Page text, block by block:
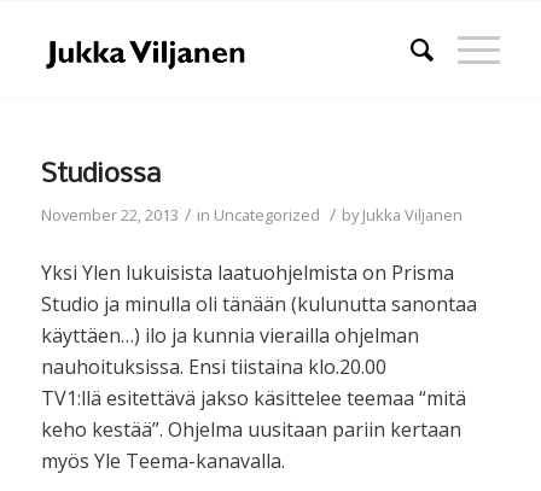
Studiossa
November 22, 2013 / in Uncategorized / byJukka Viljanen
Yksi Ylen lukuisista laatuohjelmista on Prisma
Studio ja minulla oli tänään (kulunutta sanontaa
käyttäen…) ilo ja kunnia vierailla ohjelman
nauhoituksissa. Ensi tiistaina klo.20.00
TV1:llä esitettävä jakso käsittelee teemaa “mitä
keho kestää”. Ohjelma uusitaan pariin kertaan
myös Yle Teema-kanavalla.